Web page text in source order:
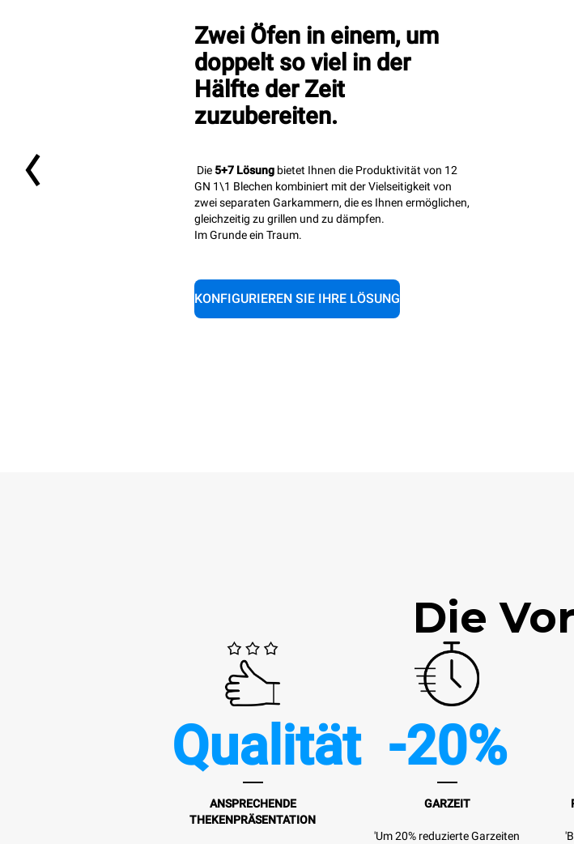
Zwei Öfen in einem, um
doppelt so viel in der
Hälfte der Zeit
zuzubereiten.
Die 5+7 Lösung bietet Ihnen die Produktivität von 12
GN 1\1 Blechen kombiniert mit der Vielseitigkeit von
zwei separaten Garkammern, die es Ihnen ermöglichen,
gleichzeitig zu grillen und zu dämpfen.
Im Grunde ein Traum.
KONFIGURIEREN SIE IHRE LÖSUNG
Die
Qualität
ANSPRECHENDE
THEKENPRÄSENTATION
-20%
GARZEIT
'Um 20% reduzierte Garzeiten